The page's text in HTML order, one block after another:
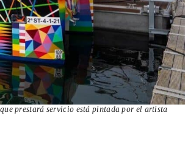
prestará servicio está pintada por el artista